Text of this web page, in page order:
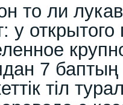
то ли
у
7
тіл